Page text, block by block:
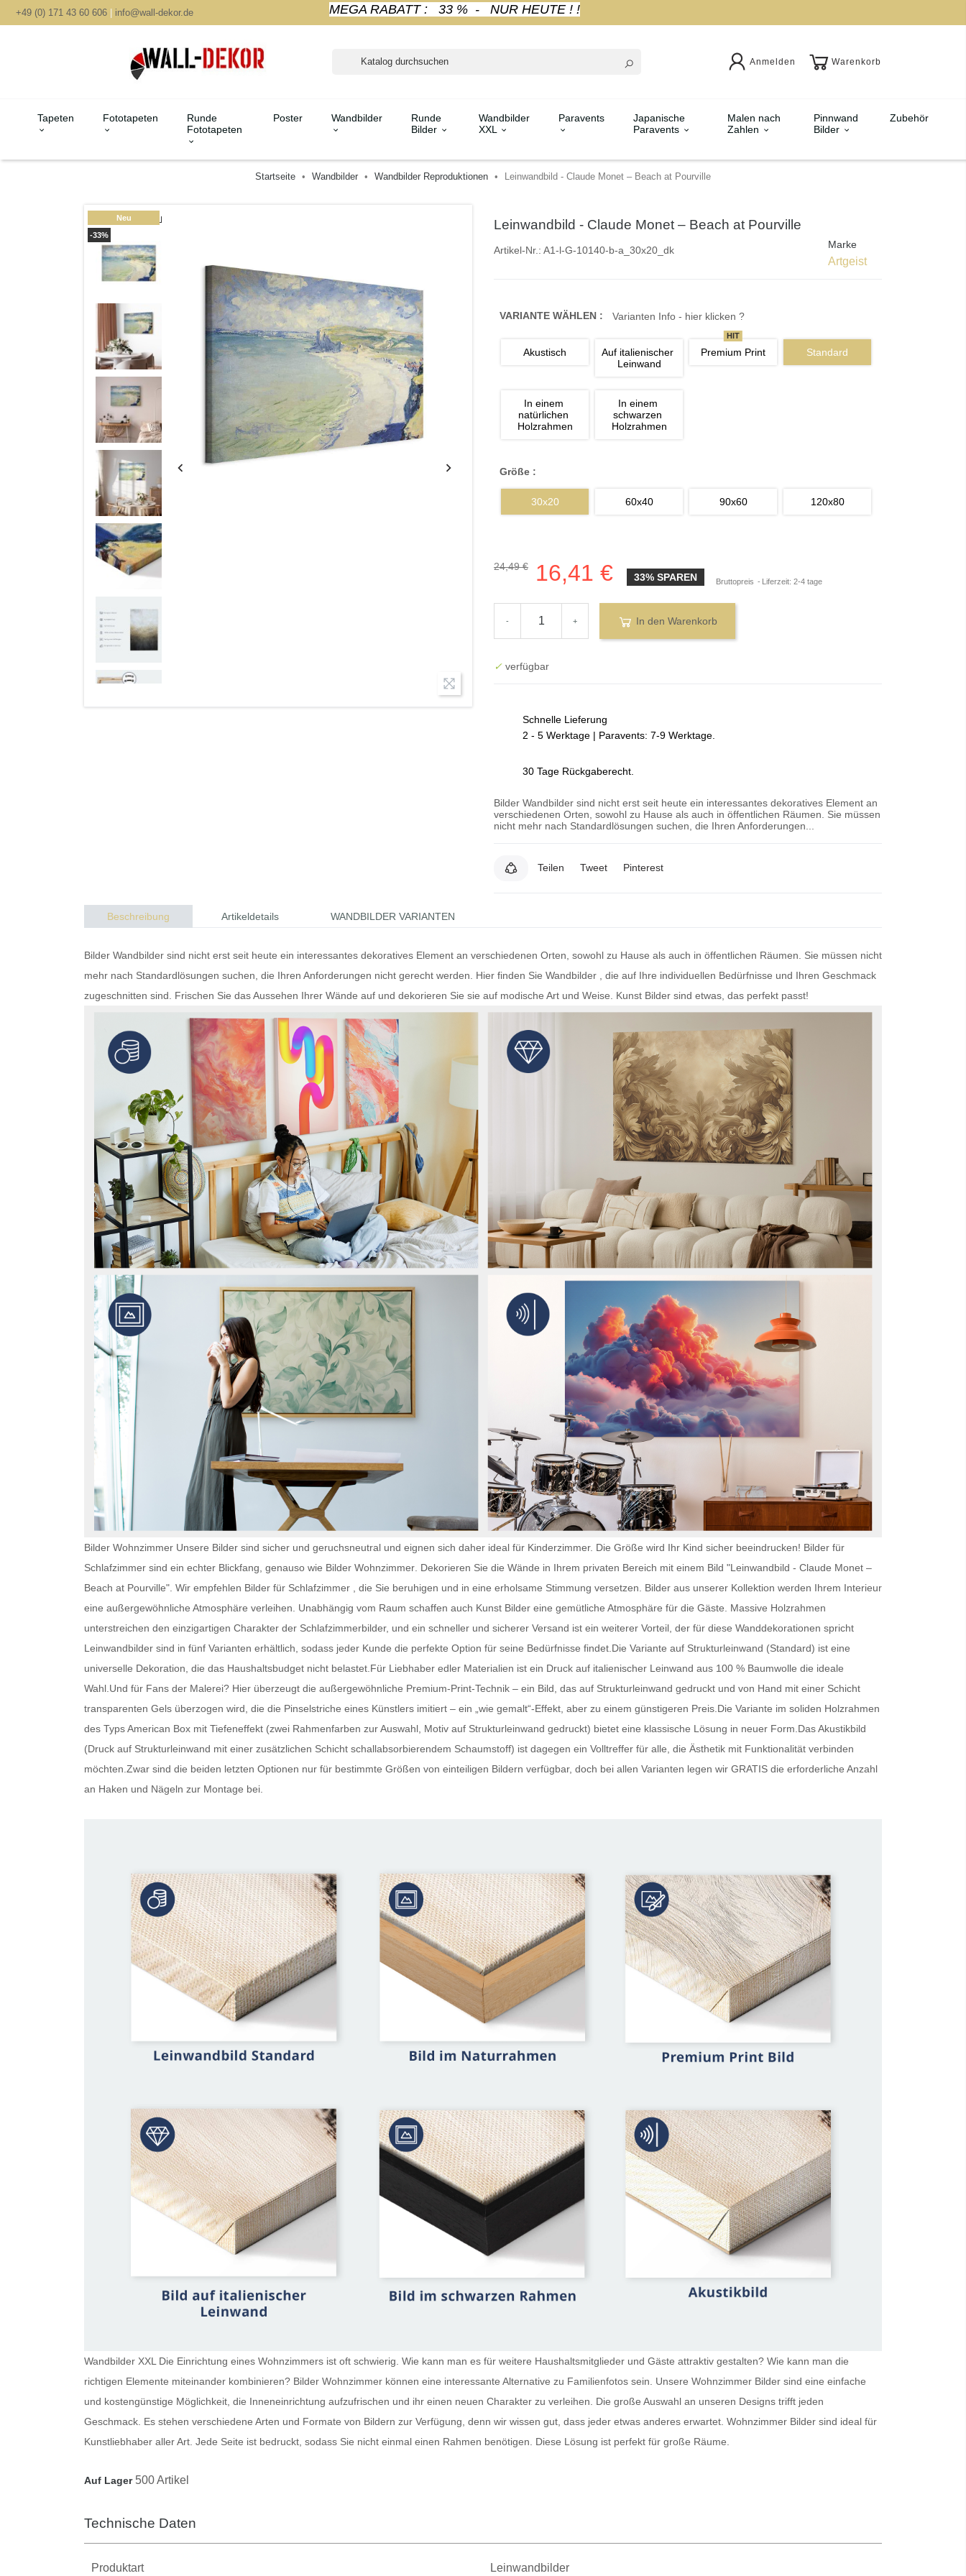
+49 (0) 171 43 60 606 | info@wall-dekor.de MEGA RABATT : 33 % - NUR HEUTE ! !
Anmelden Warenkorb
Tapeten Fototapeten
Runde
Fototapeten
Poster Wandbilder
Runde
Bilder
Wandbilder
XXL
Paravents
Japanische
Paravents
Malen nach
Zahlen
Pinnwand
Bilder
Zubehör
Startseite Wandbilder Wandbilder Reproduktionen Leinwandbild - Claude Monet – Beach at Pourville
-33%
Neu Leinwandbild - Claude Monet – Beach at Pourville
Artikel-Nr.: A1-l-G-10140-b-a_30x20_dk Marke
Artgeist
VARIANTE WÄHLEN : Varianten Info - hier klicken ?
Akustisch
Auf italienischer
Leinwand
Premium Print
HIT
Standard
In einem
natürlichen
Holzrahmen
In einem
schwarzen
Holzrahmen
Größe :
30x20 60x40 90x60 120x80
24,49 € 16,41 € 33% SPAREN Bruttopreis Liferzeit: 2-4 tage
- + In den Warenkorb
✓ verfügbar
Schnelle Lieferung
2 - 5 Werktage | Paravents: 7-9 Werktage.
30 Tage Rückgaberecht.
Bilder Wandbilder sind nicht erst seit heute ein interessantes dekoratives Element an
verschiedenen Orten, sowohl zu Hause als auch in öffentlichen Räumen. Sie müssen
nicht mehr nach Standardlösungen suchen, die Ihren Anforderungen...
Teilen Tweet Pinterest
Beschreibung Artikeldetails WANDBILDER VARIANTEN
Bilder Wandbilder sind nicht erst seit heute ein interessantes dekoratives Element an verschiedenen Orten, sowohl zu Hause als auch in öffentlichen Räumen. Sie müssen nicht
mehr nach Standardlösungen suchen, die Ihren Anforderungen nicht gerecht werden. Hier finden Sie Wandbilder , die auf Ihre individuellen Bedürfnisse und Ihren Geschmack
zugeschnitten sind. Frischen Sie das Aussehen Ihrer Wände auf und dekorieren Sie sie auf modische Art und Weise. Kunst Bilder sind etwas, das perfekt passt!
Bilder Wohnzimmer Unsere Bilder sind sicher und geruchsneutral und eignen sich daher ideal für Kinderzimmer. Die Größe wird Ihr Kind sicher beeindrucken! Bilder für
Schlafzimmer sind ein echter Blickfang, genauso wie Bilder Wohnzimmer . Dekorieren Sie die Wände in Ihrem privaten Bereich mit einem Bild "Leinwandbild - Claude Monet –
Beach at Pourville". Wir empfehlen Bilder für Schlafzimmer , die Sie beruhigen und in eine erholsame Stimmung versetzen. Bilder aus unserer Kollektion werden Ihrem Interieur
eine außergewöhnliche Atmosphäre verleihen. Unabhängig vom Raum schaffen auch Kunst Bilder eine gemütliche Atmosphäre für die Gäste. Massive Holzrahmen
unterstreichen den einzigartigen Charakter der Schlafzimmerbilder, und ein schneller und sicherer Versand ist ein weiterer Vorteil, der für diese Wanddekorationen spricht
Leinwandbilder sind in fünf Varianten erhältlich, sodass jeder Kunde die perfekte Option für seine Bedürfnisse findet.Die Variante auf Strukturleinwand (Standard) ist eine
universelle Dekoration, die das Haushaltsbudget nicht belastet.Für Liebhaber edler Materialien ist ein Druck auf italienischer Leinwand aus 100 % Baumwolle die ideale
Wahl.Und für Fans der Malerei? Hier überzeugt die außergewöhnliche Premium-Print-Technik – ein Bild, das auf Strukturleinwand gedruckt und von Hand mit einer Schicht
transparenten Gels überzogen wird, die die Pinselstriche eines Künstlers imitiert – ein „wie gemalt“-Effekt, aber zu einem günstigeren Preis.Die Variante im soliden Holzrahmen
des Typs American Box mit Tiefeneffekt (zwei Rahmenfarben zur Auswahl, Motiv auf Strukturleinwand gedruckt) bietet eine klassische Lösung in neuer Form.Das Akustikbild
(Druck auf Strukturleinwand mit einer zusätzlichen Schicht schallabsorbierendem Schaumstoff) ist dagegen ein Volltreffer für alle, die Ästhetik mit Funktionalität verbinden
möchten.Zwar sind die beiden letzten Optionen nur für bestimmte Größen von einteiligen Bildern verfügbar, doch bei allen Varianten legen wir GRATIS die erforderliche Anzahl
an Haken und Nägeln zur Montage bei.
Wandbilder XXL Die Einrichtung eines Wohnzimmers ist oft schwierig. Wie kann man es für weitere Haushaltsmitglieder und Gäste attraktiv gestalten? Wie kann man die
richtigen Elemente miteinander kombinieren? Bilder Wohnzimmer können eine interessante Alternative zu Familienfotos sein. Unsere Wohnzimmer Bilder sind eine einfache
und kostengünstige Möglichkeit, die Inneneinrichtung aufzufrischen und ihr einen neuen Charakter zu verleihen. Die große Auswahl an unseren Designs trifft jeden
Geschmack. Es stehen verschiedene Arten und Formate von Bildern zur Verfügung, denn wir wissen gut, dass jeder etwas anderes erwartet. Wohnzimmer Bilder sind ideal für
Kunstliebhaber aller Art. Jede Seite ist bedruckt, sodass Sie nicht einmal einen Rahmen benötigen. Diese Lösung ist perfekt für große Räume.
Auf Lager 500 Artikel
Technische Daten
Produktart Leinwandbilder